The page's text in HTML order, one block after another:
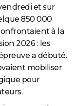
et sur
850 000
à la
2026 : les
a débuté.
mobiliser
pour